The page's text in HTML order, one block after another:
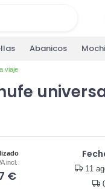
Abanicos
viaje
incl.
€ 11